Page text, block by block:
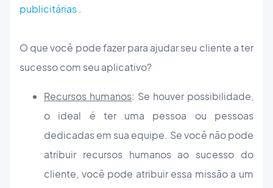
publicitárias .
O que você pode fazer para ajudar seu cliente a ter
sucesso com seu aplicativo?
Recursos humanos: Se houver possibilidade,
o ideal é ter uma pessoa ou pessoas
dedicadas em sua equipe. Se você não pode
atribuir recursos humanos ao sucesso do
cliente, você pode atribuir essa missão a um